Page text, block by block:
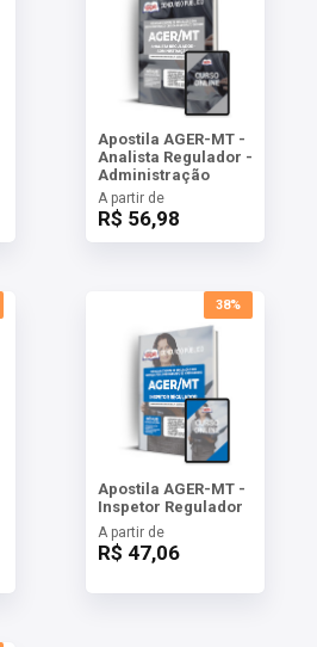
Apostila AGER-MT -
Analista Regulador -
Administração
A partir de
R$ 56,98
38%
Apostila AGER-MT -
Inspetor Regulador
A partir de
R$ 47,06